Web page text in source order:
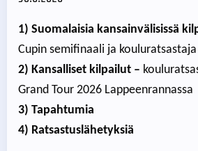
1) Suomalaisia kansainvälisissä
Cupin semifinaali ja
2) Kansalliset kilpailut –
Grand Tour 2026 Lappeenrannassa
3) Tapahtumia
4) Ratsastuslähetyksiä